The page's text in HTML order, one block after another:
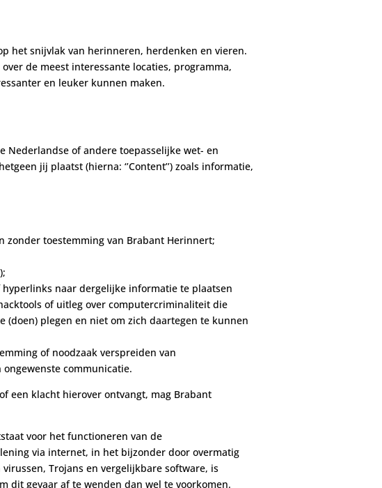
het snijvlak van herinneren, herdenken en vieren.
de meest interessante locaties, programma,
en leuker kunnen maken.
of andere toepasselijke wet- en
jij plaatst (hierna: ‘’Content’’) zoals informatie,
zonder toestemming van Brabant Herinnert;
naar dergelijke informatie te plaatsen
of uitleg over computercriminaliteit die
plegen en niet om zich daartegen te kunnen
of noodzaak verspreiden van
communicatie.
een klacht hierover ontvangt, mag Brabant
voor het functioneren van de
via internet, in het bijzonder door overmatig
Trojans en vergelijkbare software, is
dit gevaar af te wenden dan wel te voorkomen.